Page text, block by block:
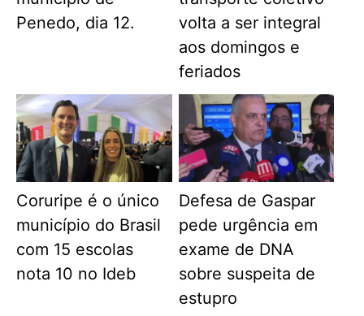
Penedo, dia 12.
volta a ser integral
aos domingos e
feriados
Coruripe é o único
município do Brasil
com 15 escolas
nota 10 no Ideb
Defesa de Gaspar
pede urgência em
exame de DNA
sobre suspeita de
estupro